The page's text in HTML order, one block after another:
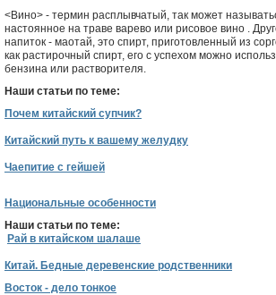
<Вино> - термин расплывчатый, так может
настоянное на траве варево или рисовое вино .
напиток - маотай, это спирт, приготовленный из
как растирочный спирт, его с успехом можно
бензина или растворителя.
Наши статьи по теме:
Почем китайский супчик?
Китайский путь к вашему желудку
Чаепитие с гейшей
Национальные особенности
Наши статьи по теме:
Рай в китайском шалаше
Китай. Бедные деревенские родственники
Восток - дело тонкое